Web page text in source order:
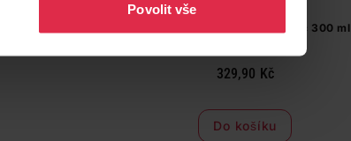
Povolit vše
Priessnitz Žilní mazání Classic 300 ml
329,90 Kč
Do košíku